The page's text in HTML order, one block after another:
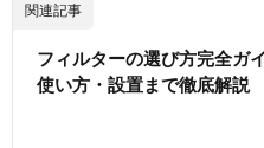
関連記事
フィルターの選び方完全ガ
使い方・設置まで徹底解説